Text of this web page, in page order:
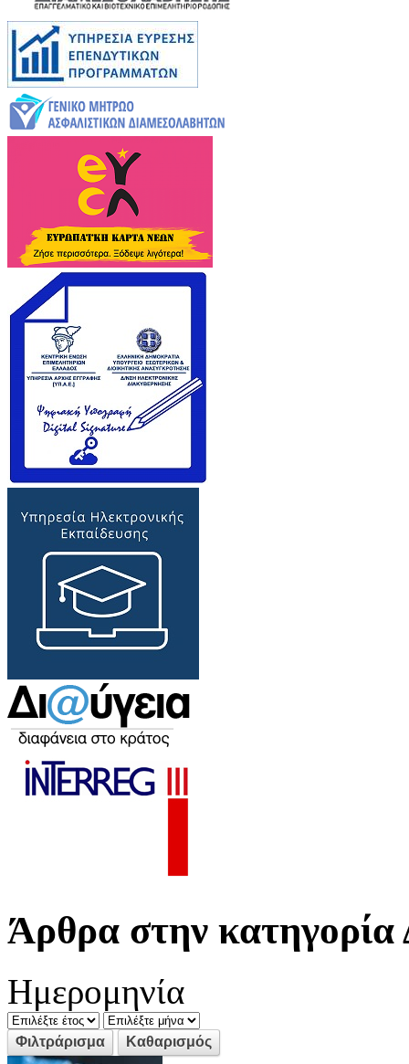
Άρθρα στην κατηγορία
Ημερομηνία